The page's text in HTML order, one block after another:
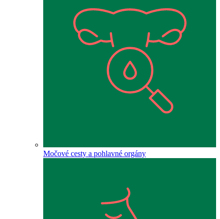
Močové cesty a pohlavné orgány